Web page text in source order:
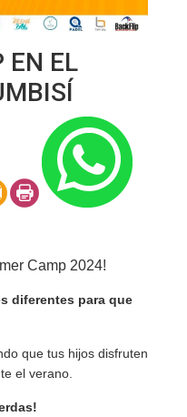
EN EL
Camp 2024!
diferentes para que
que tus hijos disfruten
el verano.